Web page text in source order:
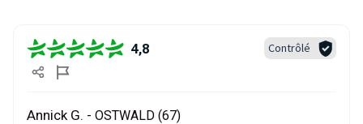
4,8 Contrôlé
Annick G. - OSTWALD (67)